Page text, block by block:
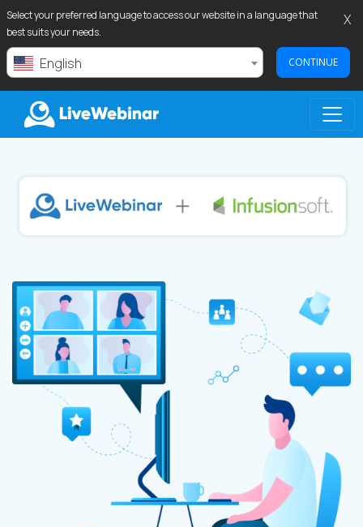
Select your preferred language to access our website in a language that
best suits your needs.
English CONTINUE
X
LIVEWEBINAR.COM